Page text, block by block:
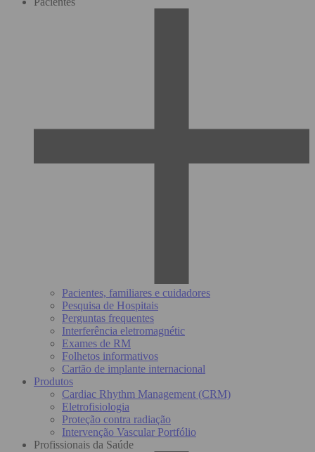
Pacientes, familiares e cuidadores
Pesquisa de Hospitais
Perguntas frequentes
Interferência eletromagnétic
Exames de RM
Folhetos informativos
Cartão de implante internacional
Produtos
Cardiac Rhythm Management (CRM)
Eletrofisiologia
Proteção contra radiação
Intervenção Vascular Portfólio
Profissionais da Saúde